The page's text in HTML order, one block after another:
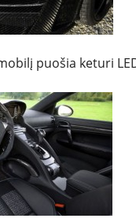
puošia keturi